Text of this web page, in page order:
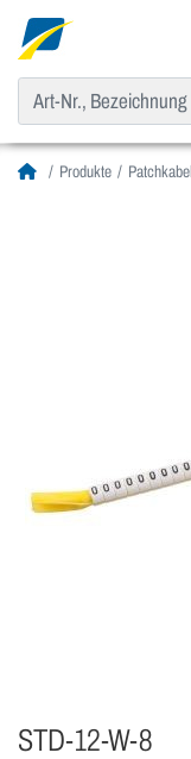
Produkte Patchkabel
STD-12-W-8